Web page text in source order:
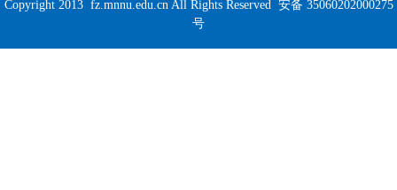
Copyright 2013 fz.mnnu.edu.cn All Rights Reserved 安备 35060202000275
号